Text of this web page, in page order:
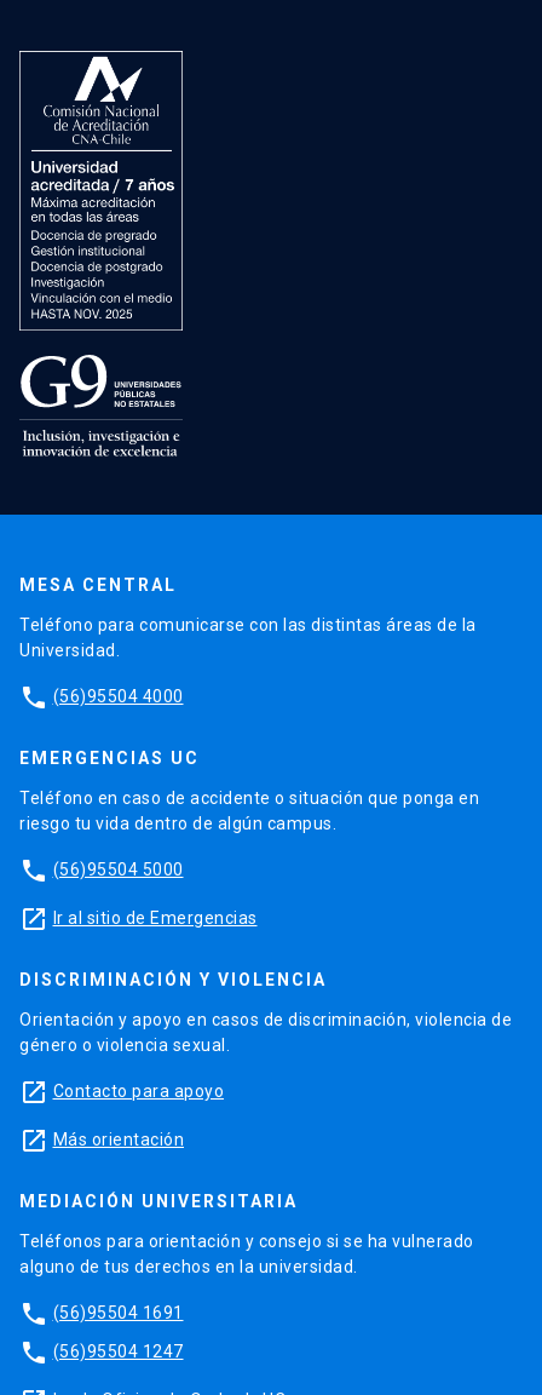
MESA CENTRAL
Teléfono para comunicarse con las distintas áreas de la
Universidad.
phone (56)95504 4000
EMERGENCIAS UC
Teléfono en caso de accidente o situación que ponga en
riesgo tu vida dentro de algún campus.
phone (56)95504 5000
launch Ir al sitio de Emergencias
DISCRIMINACIÓN Y VIOLENCIA
Orientación y apoyo en casos de discriminación, violencia de
género o violencia sexual.
launch Contacto para apoyo
launch Más orientación
MEDIACIÓN UNIVERSITARIA
Teléfonos para orientación y consejo si se ha vulnerado
alguno de tus derechos en la universidad.
phone (56)95504 1691
phone (56)95504 1247